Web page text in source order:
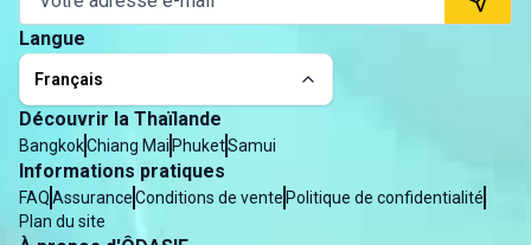
Langue
Français
Découvrir la Thaïlande
BangkokChiang Mai PhuketSamui
Informations pratiques
FAQAssuranceConditions de vente Politique de confidentialité
Plan du site